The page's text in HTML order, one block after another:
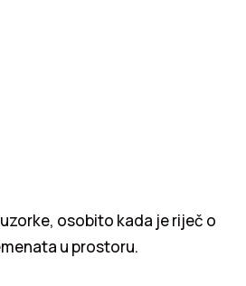
osobito kada je riječ o
u prostoru.